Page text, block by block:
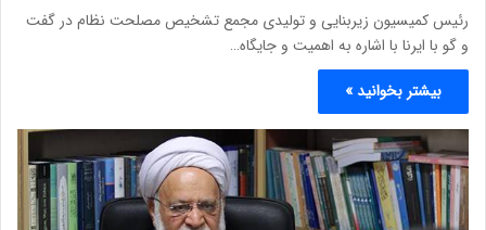
رئیس کمیسیون زیربنایی و تولیدی مجمع تشخیص مصلحت نظام در گفت
و گو با ایرنا با اشاره به اهمیت و جایگاه…
بیشتر بخوانید »